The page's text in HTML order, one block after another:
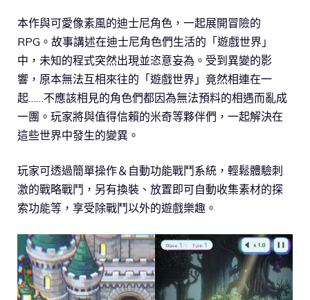
本作與可愛像素風的迪士尼角色，一起展開冒險的
RPG。故事講述在迪士尼角色們生活的「遊戲世界」
中，未知的程式突然出現並恣意妄為。受到異變的影
響，原本無法互相來往的「遊戲世界」竟然相連在一
起……不應該相見的角色們都因為無法預料的相遇而亂成
一團。玩家將與值得信賴的米奇等夥伴們，一起解決在
這些世界中發生的變異。
玩家可透過簡單操作＆自動功能戰鬥系統，輕鬆體驗刺
激的戰略戰鬥，另有換裝、放置即可自動收集素材的探
索功能等，享受除戰鬥以外的遊戲樂趣。